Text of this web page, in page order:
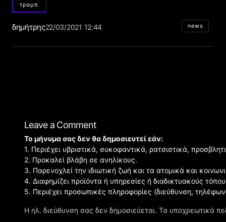
τραμπ
δημήτρης22/03/2021 12:44 news
Leave a Comment
Η ηλ. διεύθυνση σας δεν δημοσιεύεται. Τα υποχρεωτικά
Το μήνυμα σας δεν θα δημοσιευτεί εάν:
1. Περιέχει υβριστικά, συκοφαντικά, ρατσιστικά,
2. Προκαλεί βλάβη σε ανηλίκους.
3. Παρενοχλεί την ιδιωτική ζωή και τα ατομικά και
4. Διαφημίζει προϊόντα ή υπηρεσίες ή διαδικτυακούς
5. Περιέχει προσωπικές πληροφορίες (διεύθυνση,